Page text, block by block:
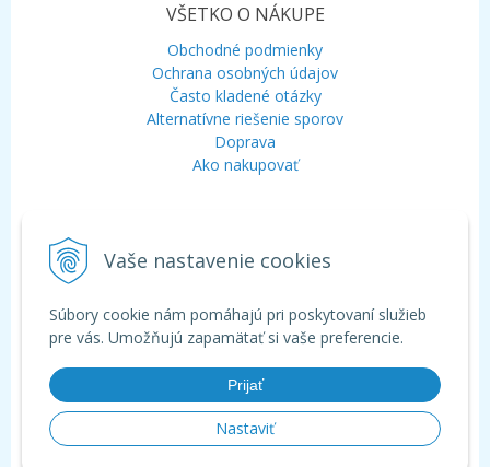
Vaše nastavenie cookies
Súbory cookie nám pomáhajú pri poskytovaní služieb
pre vás. Umožňujú zapamätať si vaše preferencie.
Prijať
Nastaviť
VŠETKO O NÁKUPE
Obchodné podmienky
Ochrana osobných údajov
Často kladené otázky
Alternatívne riešenie sporov
Doprava
Ako nakupovať
Mobil:+421 948 120 323
Chat:WhatsApp
Chat:Viber
© 2026 Aquagarden - široká ponuka produktov pre záhradné a kúpacie